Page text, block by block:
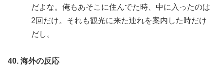
だよな。俺もあそこに住んでた時、中に入ったのは
2回だけ。それも観光に来た連れを案内した時だけ
だし。
40. 海外の反応